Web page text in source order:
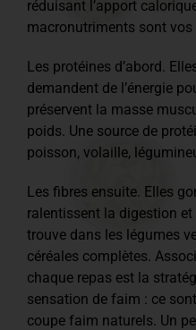
réduisant l’apport
macronutriments sont
Les protéines d’abord.
demandent de l’énergie
préservent la masse
poids. Une source de
poisson, volaille,
Les fibres ensuite. Elles
ralentissent la digestion
trouve dans les légumes
céréales complètes.
chaque repas est la
sensation de faim : ce
coupe faim naturels. Un